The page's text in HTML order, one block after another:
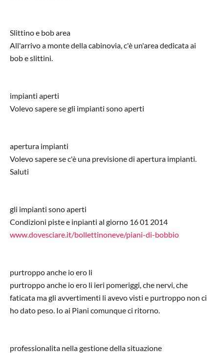
Slittino e bob area
All'arrivo a monte della cabinovia, c'è un'area dedicata ai
bob e slittini.
impianti aperti
Volevo sapere se gli impianti sono aperti
apertura impianti
Volevo sapere se c'è una previsione di apertura impianti.
Saluti
gli impianti sono aperti
Condizioni piste e inpianti al giorno 16 01 2014
www.dovesciare.it/bollettinoneve/piani-di-bobbio
purtroppo anche io ero li
purtroppo anche io ero li ieri pomeriggi, che nervi, che
faticata ma gli avvertimenti li avevo visti e purtroppo non ci
ho dato peso. Io ai Piani comunque ci ritorno.
professionalita nella gestione della situazione